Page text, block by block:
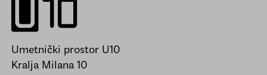
Umetnički prostor U10
Kralja Milana 10